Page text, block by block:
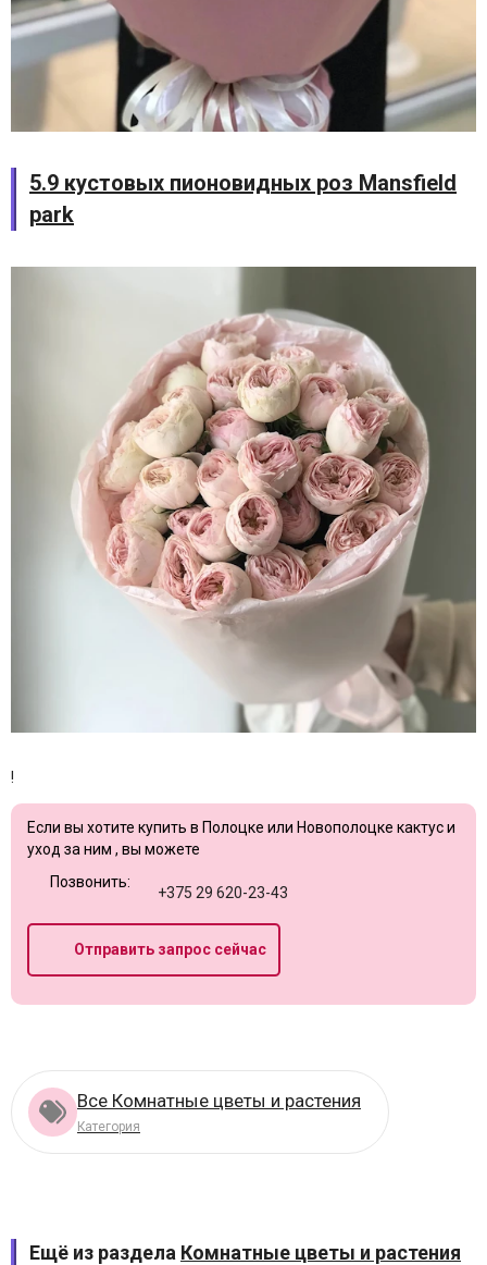
5.9 кустовых пионовидных роз Mansfield
park
!
Если вы хотите купить в Полоцке или Новополоцке кактус и
уход за ним , вы можете
Позвонить:
+375 29 620-23-43
Отправить запрос сейчас
Все Комнатные цветы и растения
Категория
Ещё из раздела Комнатные цветы и растения